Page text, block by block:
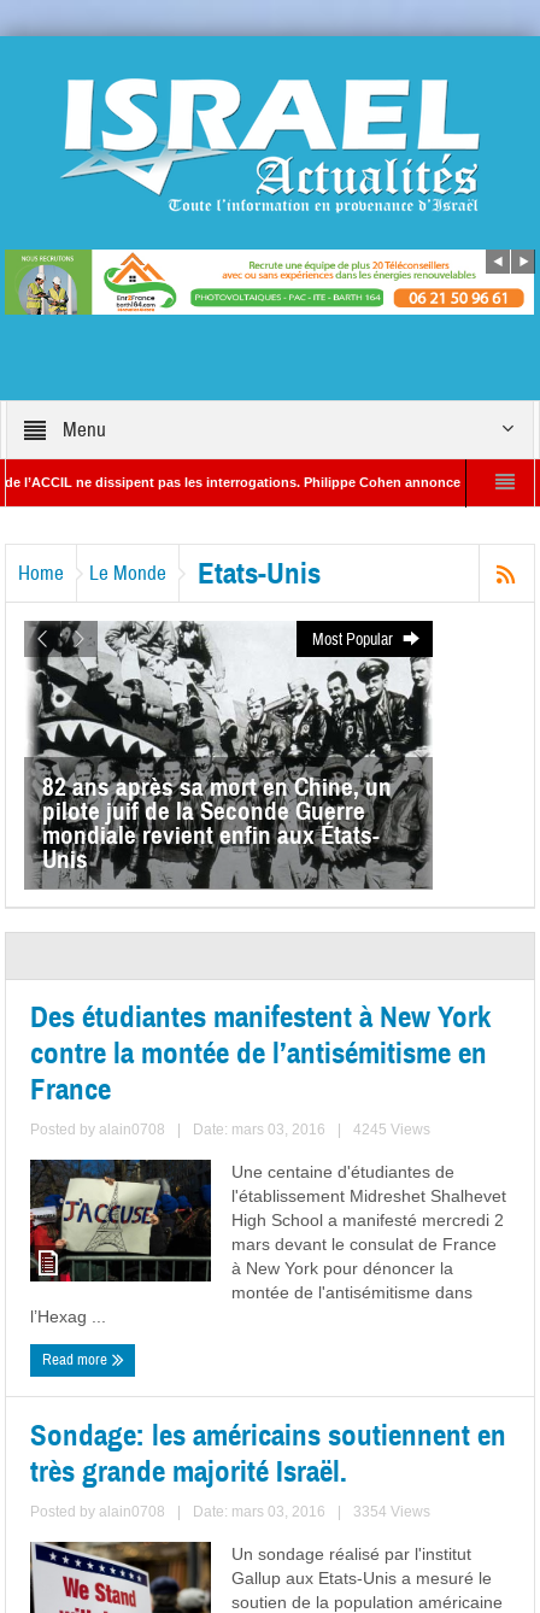
Menu
ne dissipent pas les interrogations. Philippe Cohen annonce se réserver le droit
Home Le Monde Etats-Unis
Most Popular
82 ans après sa mort en Chine, un
pilote juif de la Seconde Guerre
mondiale revient enfin aux États-
Unis
Des étudiantes manifestent à New York
contre la montée de l’antisémitisme en
France
Posted byalain0708 Date: mars 03, 2016 4245 Views
Une centaine d'étudiantes de
l'établissement Midreshet Shalhevet
High School a manifesté mercredi 2
mars devant le consulat de France
à New York pour dénoncer la
montée de l'antisémitisme dans
l’Hexag ...
Read more
Sondage: les américains soutiennent en
très grande majorité Israël.
Posted byalain0708 Date: mars 03, 2016 3354 Views
Un sondage réalisé par l'institut
Gallup aux Etats-Unis a mesuré le
soutien de la population américaine